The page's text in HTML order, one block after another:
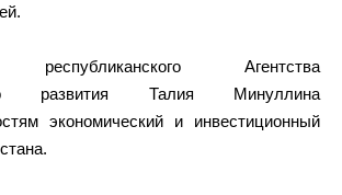
республиканского Агентства
развития Талия Минуллина
экономический и инвестиционный